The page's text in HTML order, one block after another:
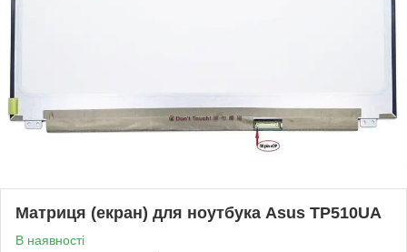
Матриця (екран) для ноутбука Asus TP510UA
В наявності